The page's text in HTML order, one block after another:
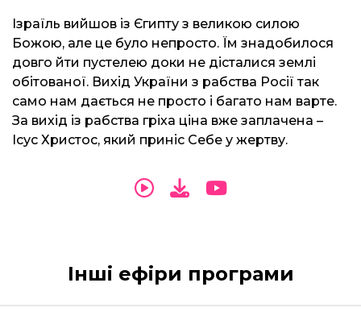
Ізраїль вийшов із Єгипту з великою силою
Божою, але це було непросто. Їм знадобилося
довго йти пустелею доки не дісталися землі
обітованої. Вихід України з рабства Росії так
само нам дається не просто і багато нам варте.
За вихід із рабства гріха ціна вже заплачена –
Ісус Христос, який приніс Себе у жертву.
Інші ефіри програми